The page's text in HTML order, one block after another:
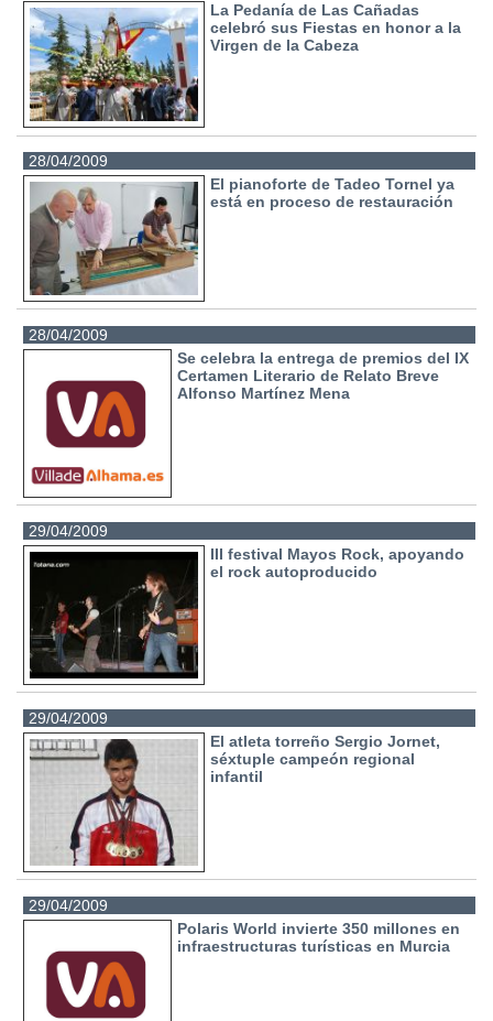
La Pedanía de Las Cañadas
celebró sus Fiestas en honor a la
Virgen de la Cabeza
28/04/2009
El pianoforte de Tadeo Tornel ya
está en proceso de restauración
28/04/2009
Se celebra la entrega de premios del IX
Certamen Literario de Relato Breve
Alfonso Martínez Mena
29/04/2009
III festival Mayos Rock, apoyando
el rock autoproducido
29/04/2009
El atleta torreño Sergio Jornet,
séxtuple campeón regional
infantil
29/04/2009
Polaris World invierte 350 millones en
infraestructuras turísticas en Murcia